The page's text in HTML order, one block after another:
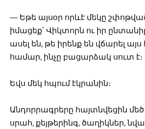
— Եթե այսօր որևէ մեկը
իմացեք՝ Վիկտորն ու իր
ասել են, թե իրենք են վճարել
համար, ինչը բացարձակ սուտ է։
Եվս մեկ հպում էկրանին։
Անդորրագրերը հայտնվեցին մեծ
սրահ, քեյթերինգ, ծաղիկներ,